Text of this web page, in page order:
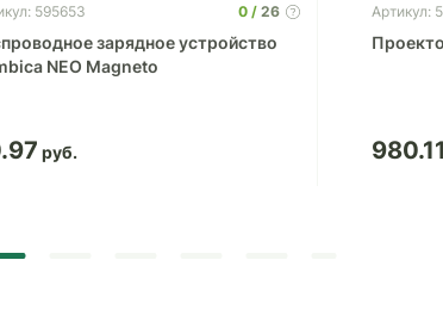
595653 0 26
зарядное устройство
NEO Magneto
Артикул:
980.11